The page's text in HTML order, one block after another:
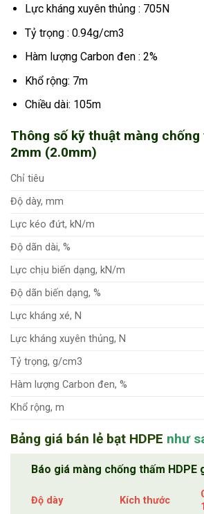
Lực kháng xuyên thủng : 705N
Tỷ trọng : 0.94g/cm3
Hàm lượng Carbon đen : 2%
Khổ rộng: 7m
Chiều dài: 105m
Thông số kỹ thuật màng chống
2mm (2.0mm)
Chỉ tiêu
Độ dày, mm
Lực kéo đứt, kN/m
Độ dãn dài, %
Lực chịu biến dạng, kN/m
Độ dãn biến dạng, %
Lực kháng xé, N
Lực kháng xuyên thủng, N
Tỷ trọng, g/cm3
Hàm lượng Carbon đen, %
Khổ rộng, m
Bảng giá bán lẻ bạt HDPE như
Báo giá màng chống thấm HDPE
Độ dày Kích thước